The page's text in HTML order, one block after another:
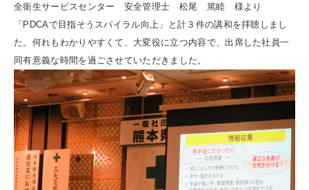
全衛生サービスセンター 安全管理士 松尾 篤睦 様より
「PDCAで目指そうスパイラル向上」と計３件の講和を拝聴しまし
た。何れもわかりやすくて、大変役に立つ内容で、出席した社員一
同有意義な時間を過ごさせていただきました。